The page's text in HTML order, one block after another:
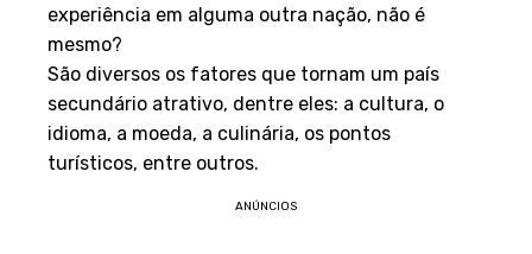
experiência em alguma outra nação, não é
mesmo?
São diversos os fatores que tornam um país
secundário atrativo, dentre eles: a cultura, o
idioma, a moeda, a culinária, os pontos
turísticos, entre outros.
ANÚNCIOS